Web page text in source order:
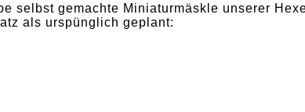
selbst gemachte Miniaturmäskle unserer
als urspünglich geplant: